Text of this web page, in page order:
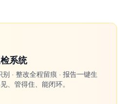
系统
· 整改全程留痕 · 报告一键生
、管得住、能闭环。